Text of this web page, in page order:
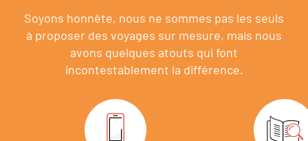
Soyons honnête, nous ne sommes pas les seuls
à proposer des voyages sur mesure, mais nous
avons quelques atouts qui font
incontestablement la différence.